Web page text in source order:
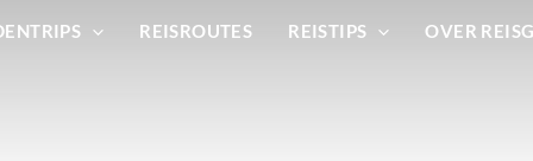
REISROUTES REISTIPS OVER